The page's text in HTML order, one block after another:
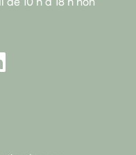
LinkedIn